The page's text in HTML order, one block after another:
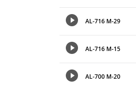
AL-716 M-29
AL-716 M-15
AL-700 M-20